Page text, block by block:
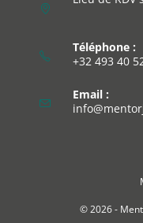
Téléphone :
+32 493 40
Email :
© 2026 -